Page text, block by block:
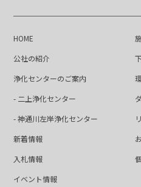
HOME
公社の紹介
浄化センターのご案内
- 二上浄化センター
- 神通川左岸浄化センター
新着情報
入札情報
イベント情報